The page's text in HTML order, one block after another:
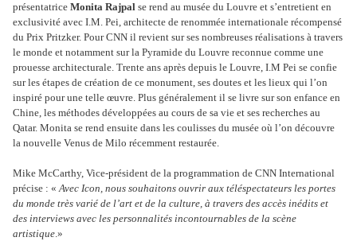
présentatrice Monita Rajpal se rend au musée du Louvre et s’entretient en
exclusivité avec I.M. Pei, architecte de renommée internationale récompensé
du Prix Pritzker. Pour CNN il revient sur ses nombreuses réalisations à travers
le monde et notamment sur la Pyramide du Louvre reconnue comme une
prouesse architecturale. Trente ans après depuis le Louvre, I.M Pei se confie
sur les étapes de création de ce monument, ses doutes et les lieux qui l’on
inspiré pour une telle œuvre. Plus généralement il se livre sur son enfance en
Chine, les méthodes développées au cours de sa vie et ses recherches au
Qatar. Monita se rend ensuite dans les coulisses du musée où l’on découvre
la nouvelle Venus de Milo récemment restaurée.
Mike McCarthy, Vice-président de la programmation de CNN International
précise : «Avec Icon, nous souhaitons ouvrir aux téléspectateurs les portes
du monde très varié de l’art et de la culture, à travers des accès inédits et
des interviews avec les personnalités incontournables de la scène
artistique.»